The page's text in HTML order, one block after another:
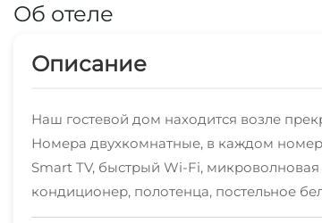
Об отеле
Описание
Наш гостевой дом находится возле
Номера двухкомнатные, в каждом
Smart TV, быстрый Wi-Fi,
кондиционер, полотенца, постельное
немноголюдный. Возле моря находится